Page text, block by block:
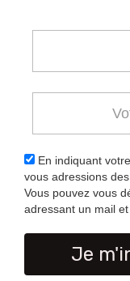
En indiquant
vous adressions
Vous pouvez vous
adressant un mail
Je